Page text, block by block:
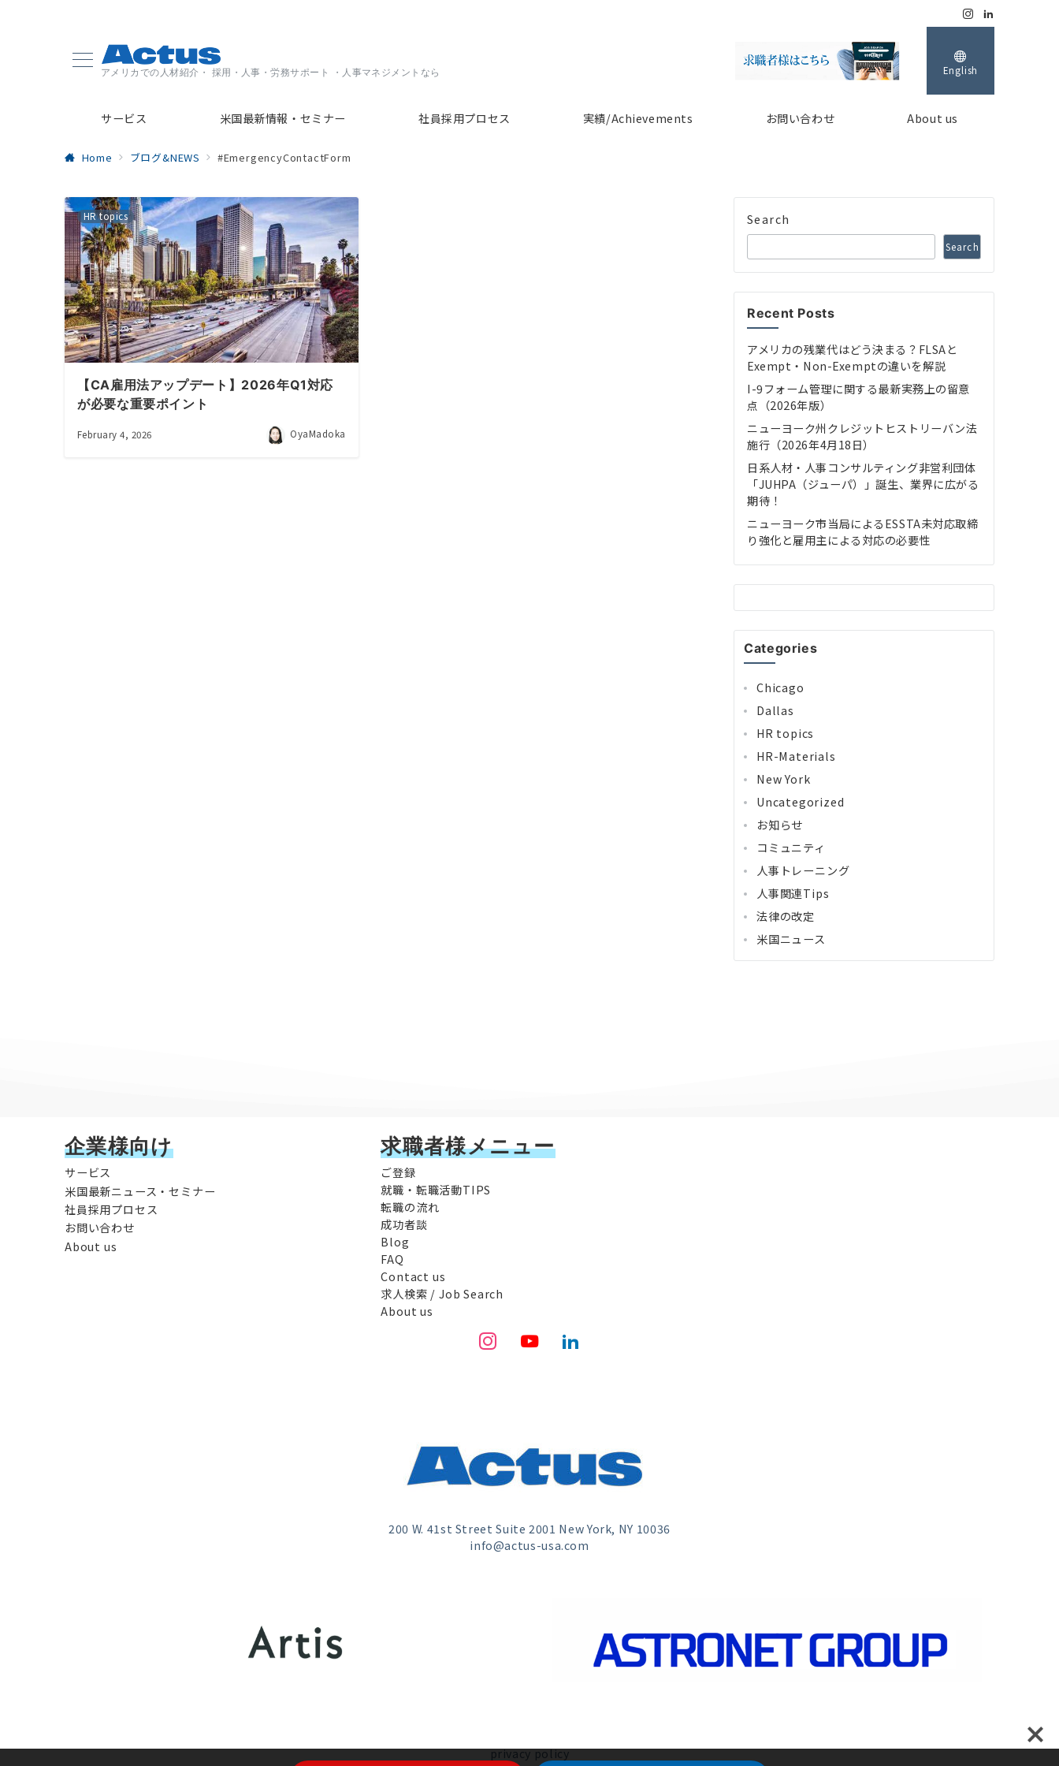
アメリカでの人材紹介・ 採用・人事・労務サポート ・人事マネジメントなら English
サービス 米国最新情報・セミナー 社員採用プロセス 実績/Achievements お問い合わせ About us
Home ブログ&NEWS #EmergencyContactForm
HR topics
【CA雇用法アップデート】2026年Q1対応
が必要な重要ポイント
February 4, 2026 OyaMadoka
Search
Search
Recent Posts
アメリカの残業代はどう決まる？FLSAと
Exempt・Non-Exemptの違いを解説
I-9フォーム管理に関する最新実務上の留意
点（2026年版）
ニューヨーク州クレジットヒストリーバン法
施行（2026年4月18日）
日系人材・人事コンサルティング非営利団体
「JUHPA（ジューパ）」誕生、業界に広がる
期待！
ニューヨーク市当局によるESSTA未対応取締
り強化と雇用主による対応の必要性
Categories
Chicago
Dallas
HR topics
HR-Materials
New York
Uncategorized
お知らせ
コミュニティ
人事トレーニング
人事関連Tips
法律の改定
米国ニュース
企業様向け
サービス
米国最新ニュース・セミナー
社員採用プロセス
お問い合わせ
About us
求職者様メニュー
ご登録
就職・転職活動TIPS
転職の流れ
成功者談
Blog
FAQ
Contact us
求人検索 / Job Search
About us
200 W. 41st Street Suite 2001 New York, NY 10036
info@actus-usa.com
privacy policy